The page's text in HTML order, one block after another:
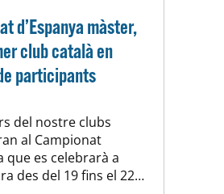
d’Espanya màster,
club català en
participants
del nostre clubs
al Campionat
que es celebrarà a
des del 19 fins el 22